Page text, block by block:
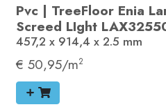
Pvc | TreeFloor Enia
Screed LIght
457,2 x 914,4 x 2.5 mm
€ 50,95/m2